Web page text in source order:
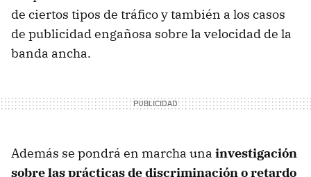
de ciertos tipos de tráfico y también a los casos
de publicidad engañosa sobre la velocidad de la
banda ancha.
Además se pondrá en marcha una investigación
sobre las prácticas de discriminación o retardo